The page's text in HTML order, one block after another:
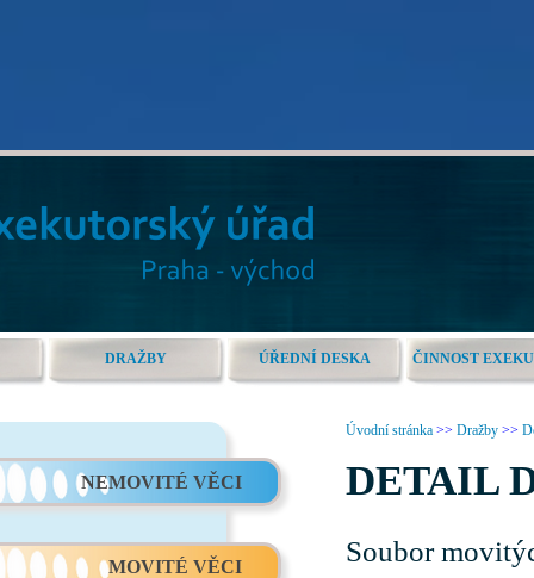
DRAŽBY ÚŘEDNÍ DESKA ČINNOST
NEMOVITÉ VĚCI
MOVITÉ VĚCI
Úvodní stránka >> Dražby >>
DETAIL
Soubor